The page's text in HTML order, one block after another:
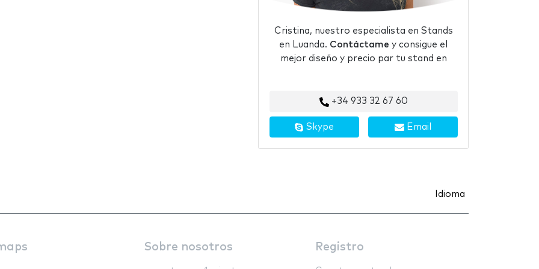
Cristina, nuestro especialista en Stands
en Luanda. Contáctame y consigue el
mejor diseño y precio par tu stand en
+34 933 32 67 60
Skype Email
Idioma
Sobre nosotros Registro